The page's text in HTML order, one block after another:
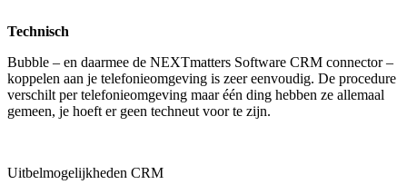
Technisch
Bubble – en daarmee de NEXTmatters Software CRM connector –
koppelen aan je telefonieomgeving is zeer eenvoudig. De procedure
verschilt per telefonieomgeving maar één ding hebben ze allemaal
gemeen, je hoeft er geen techneut voor te zijn.
Uitbelmogelijkheden CRM